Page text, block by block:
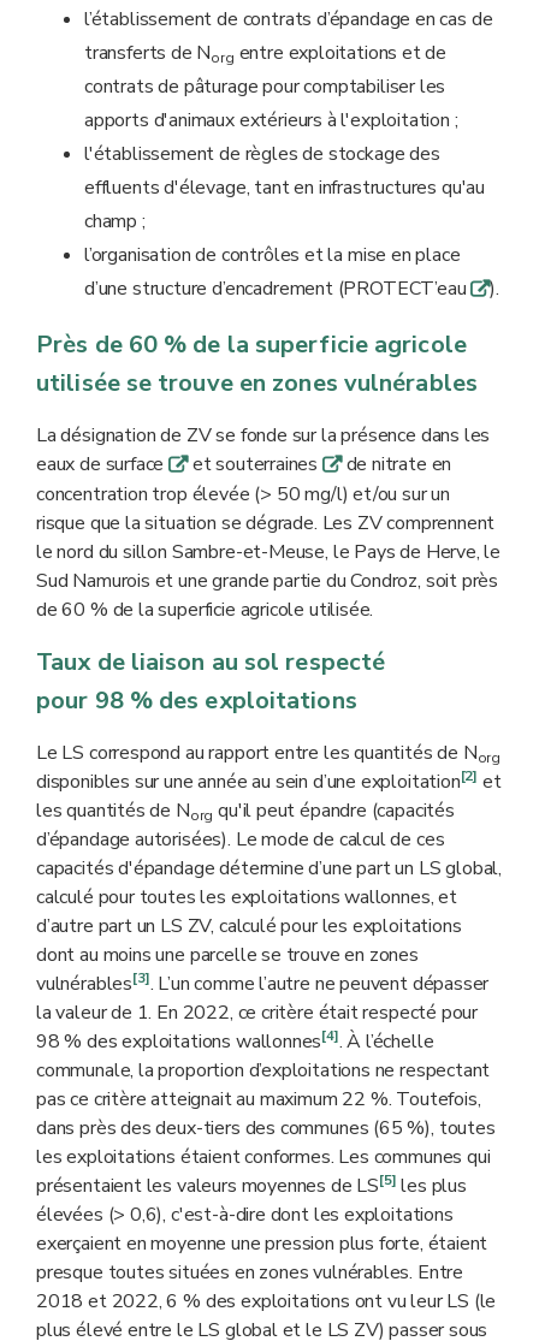
l’établissement de contrats d’épandage en cas de
transferts de Norg entre exploitations et de
contrats de pâturage pour comptabiliser les
apports d'animaux extérieurs à l'exploitation ;
l'établissement de règles de stockage des
effluents d'élevage, tant en infrastructures qu'au
champ ;
l’organisation de contrôles et la mise en place
d’une structure d’encadrement (PROTECT’eauq).
Près de 60 % de la superficie agricole
utilisée se trouve en zones vulnérables
La désignation de ZV se fonde sur la présence dans les
eaux de surfaceqet souterraines qde nitrate en
concentration trop élevée (> 50 mg/l) et/ou sur un
risque que la situation se dégrade. Les ZV comprennent
le nord du sillon Sambre-et-Meuse, le Pays de Herve, le
Sud Namurois et une grande partie du Condroz, soit près
de 60 % de la superficie agricole utilisée.
Taux de liaison au sol respecté
pour 98 % des exploitations
Le LS correspond au rapport entre les quantités de Norg
disponibles sur une année au sein d’une exploitation[2] et
les quantités de Norg qu'il peut épandre (capacités
d’épandage autorisées). Le mode de calcul de ces
capacités d'épandage détermine d’une part un LS global,
calculé pour toutes les exploitations wallonnes, et
d’autre part un LS ZV, calculé pour les exploitations
dont au moins une parcelle se trouve en zones
vulnérables[3]. L’un comme l’autre ne peuvent dépasser
la valeur de 1. En 2022, ce critère était respecté pour
98 % des exploitations wallonnes[4]. À l’échelle
communale, la proportion d’exploitations ne respectant
pas ce critère atteignait au maximum 22 %. Toutefois,
dans près des deux-tiers des communes (65 %), toutes
les exploitations étaient conformes. Les communes qui
présentaient les valeurs moyennes de LS[5] les plus
élevées (> 0,6), c'est-à-dire dont les exploitations
exerçaient en moyenne une pression plus forte, étaient
presque toutes situées en zones vulnérables. Entre
2018 et 2022, 6 % des exploitations ont vu leur LS (le
plus élevé entre le LS global et le LS ZV) passer sous